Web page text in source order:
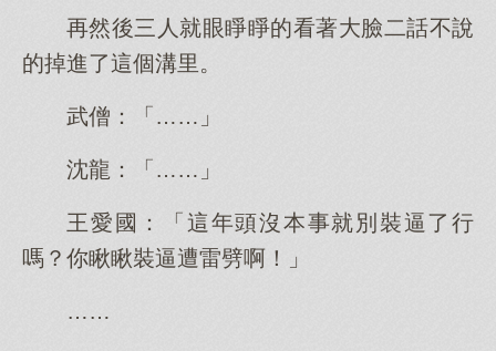
再然後三人就眼睜睜的看著大臉二話不說
的掉進了這個溝里。
武僧：「……」
沈龍：「……」
王愛國：「這年頭沒本事就別裝逼了行
嗎？你瞅瞅裝逼遭雷劈啊！」
……